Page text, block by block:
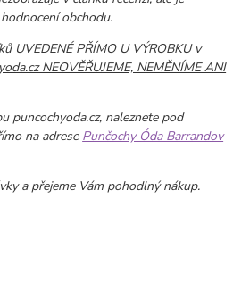
obchodu.
UVEDENÉ PŘÍMO U VÝROBKU v
NEOVĚŘUJEME, NEMĚNÍME ANI
puncochyoda.cz, naleznete pod
na adrese Punčochy Óda Barrandov
a přejeme Vám pohodlný nákup.